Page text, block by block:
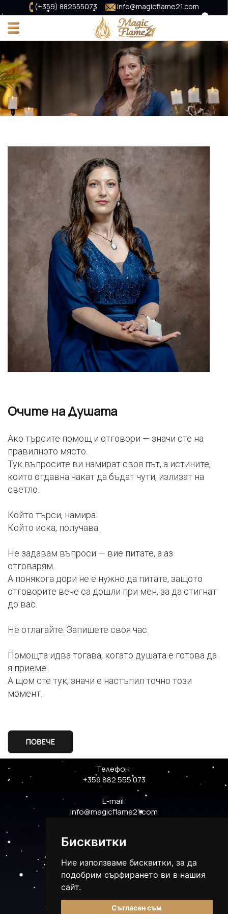
Бисквитки
Ние използваме бисквитки, за да
подобрим сърфирането ви в нашия
сайт.
Съгласен съм
(+359) 882555073 info@magicflame21.com
Очите на Душата
Ако търсите помощ и отговори — значи сте на
правилното място.
Тук въпросите ви намират своя път, а истините,
които отдавна чакат да бъдат чути, излизат на
светло.
Който търси, намира.
Който иска, получава.
Не задавам въпроси — вие питате, а аз
отговарям.
А понякога дори не е нужно да питате, защото
отговорите вече са дошли при мен, за да стигнат
до вас.
Не отлагайте. Запишете своя час.
Помощта идва тогава, когато душата е готова да
я приеме.
А щом сте тук, значи е настъпил точно този
момент.
Телефон:
+359 882 555 073
E-mail:
info@magicflame21.com